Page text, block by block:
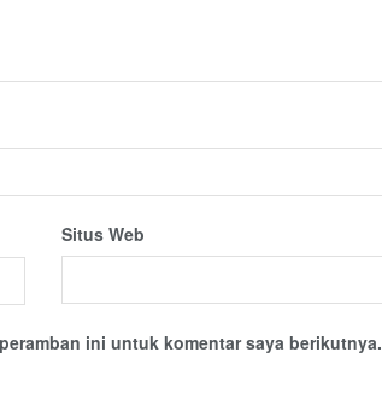
Situs Web
ini untuk komentar saya berikutnya.